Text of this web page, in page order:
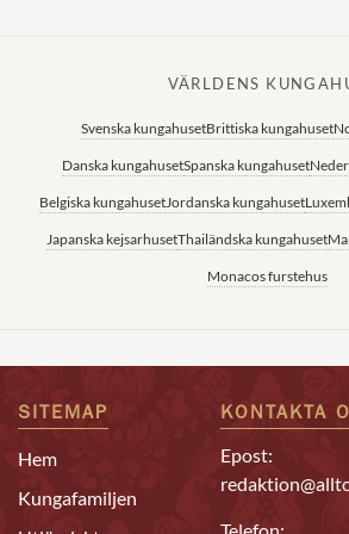
VÄRLDENS
Svenska kungahusetBrittiska kungahuset
Danska kungahusetSpanska kungahuset
Belgiska kungahusetJordanska kungahuset
Japanska kejsarhusetThailändska kungahuset
Monacos furstehus
SITEMAP
Hem
Kungafamiljen
KONTAKTA
Epost: